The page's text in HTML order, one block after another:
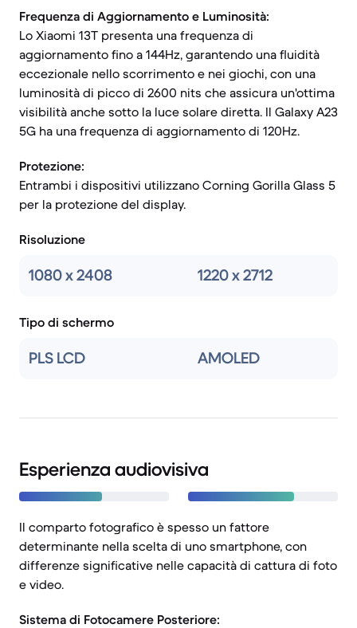
Frequenza di Aggiornamento e Luminosità:
Lo Xiaomi 13T presenta una frequenza di
aggiornamento fino a 144Hz, garantendo una fluidità
eccezionale nello scorrimento e nei giochi, con una
luminosità di picco di 2600 nits che assicura un'ottima
visibilità anche sotto la luce solare diretta. Il Galaxy A23
5G ha una frequenza di aggiornamento di 120Hz.
Protezione:
Entrambi i dispositivi utilizzano Corning Gorilla Glass 5
per la protezione del display.
Risoluzione
1080 x 2408 1220 x 2712
Tipo di schermo
PLS LCD AMOLED
Esperienza audiovisiva
Il comparto fotografico è spesso un fattore
determinante nella scelta di uno smartphone, con
differenze significative nelle capacità di cattura di foto
e video.
Sistema di Fotocamere Posteriore: